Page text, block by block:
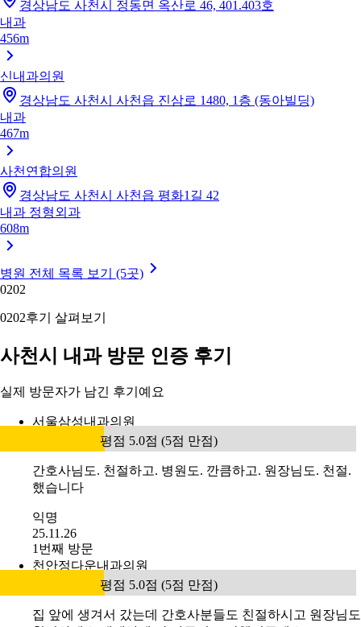
경상남도 사천시 정동면 옥산로 46, 401.403호
내과
456m
신내과의원
경상남도 사천시 사천읍 진삼로 1480, 1층 (동아빌딩)
내과
467m
사천연합의원
경상남도 사천시 사천읍 평화1길 42
내과 정형외과
608m
병원 전체 목록 보기 (5곳)
0202
0202후기 살펴보기
사천시 내과 방문 인증 후기
실제 방문자가 남긴 후기예요
서울삼성내과의원
평점 5.0점 (5점 만점)
간호사님도. 천절하고. 병원도. 깐큼하고. 원장님도. 천절.
했습니다
익명
25.11.26
1번째 방문
천안정다운내과의원
평점 5.0점 (5점 만점)
집 앞에 생겨서 갔는데 간호사분들도 친절하시고 원장님도